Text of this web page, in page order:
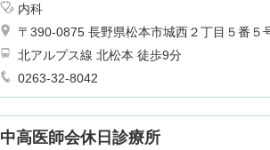
内科
〒390-0875 長野県松本市城西２丁目５番５
北アルプス線 北松本 徒歩9分
0263-32-8042
中高医師会休日診療所